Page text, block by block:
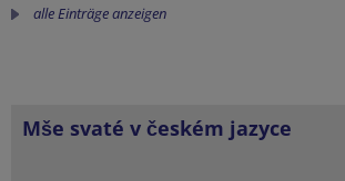
alle Einträge anzeigen
Mše svaté v českém jazyce